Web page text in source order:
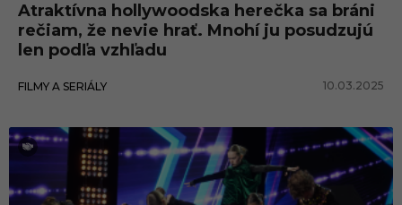
Atraktívna hollywoodska herečka sa bráni
rečiam, že nevie hrať. Mnohí ju posudzujú
len podľa vzhľadu
FILMY A SERIÁLY 10.03.2025